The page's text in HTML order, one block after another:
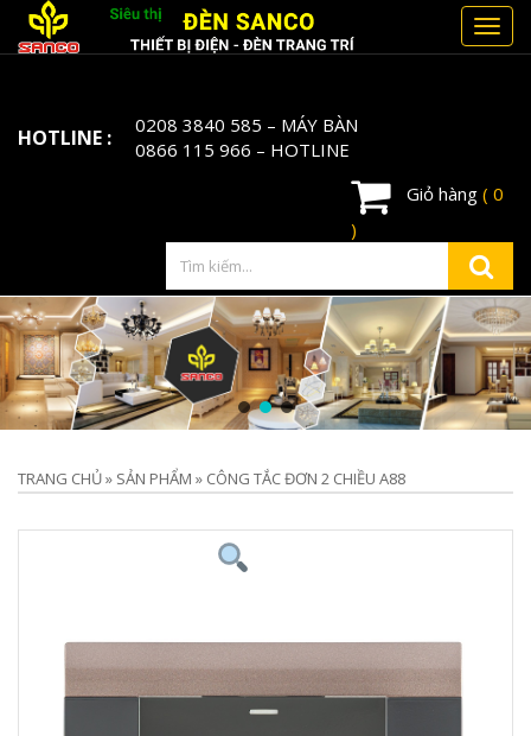
HOTLINE : 0208 3840 585 – MÁY BÀN
0866 115 966 – HOTLINE
Giỏ hàng ( 0
)
TRANG CHỦ» SẢN PHẨM » CÔNG TẮC ĐƠN 2 CHIỀU A88